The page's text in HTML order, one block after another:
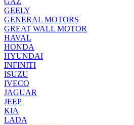
GEELY
GENERAL MOTORS
GREAT WALL MOTOR
HAVAL
HONDA
HYUNDAI
INFINITI
ISUZU
IVECO
JAGUAR
JEEP
KIA
LADA